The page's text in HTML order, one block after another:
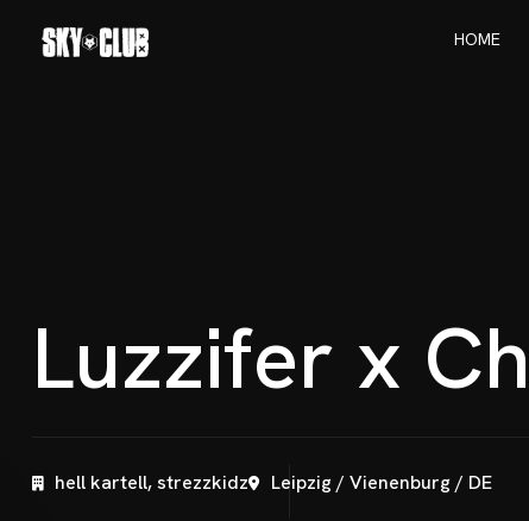
HOME
Luzzifer x Ch
hell kartell, strezzkidz Leipzig / Vienenburg / DE